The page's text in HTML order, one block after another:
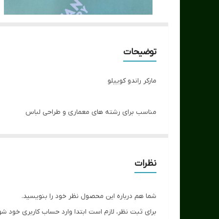
توضیحات
مارکر راندو کوییلو
مناسب برای رشته های معماری و طراحی لباس
طیف 163 رنگ
نظرات
شما هم درباره این محصول نظر خود را بنویسید.
برای ثبت نظر، لازم است ابتدا وارد حساب کاربری خود